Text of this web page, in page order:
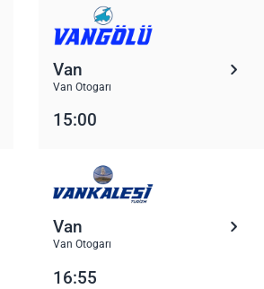
Van
Van Otogarı
15:00
Van
Van Otogarı
16:55